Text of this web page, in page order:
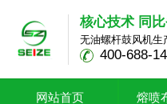
核心技术 同
无油螺杆鼓风机生
400-688-
网站首页 熔喷